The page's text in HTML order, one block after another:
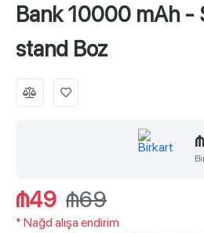
Bank 10000 mAh -
stand Boz
₼ 4.08x 12
Birkart ilə 12 aya
₼49 ₼69
* Nağd alışa endirim